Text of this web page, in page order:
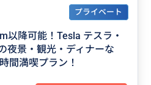
プライベート
降可能！Tesla テスラ・
夜景・観光・ディナーな
間満喫プラン！